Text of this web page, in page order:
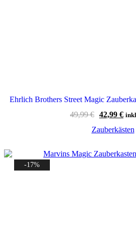
Ehrlich Brothers Street Magic
49,99€
war:
42,99 €
ist:
Zauberkästen
-17%